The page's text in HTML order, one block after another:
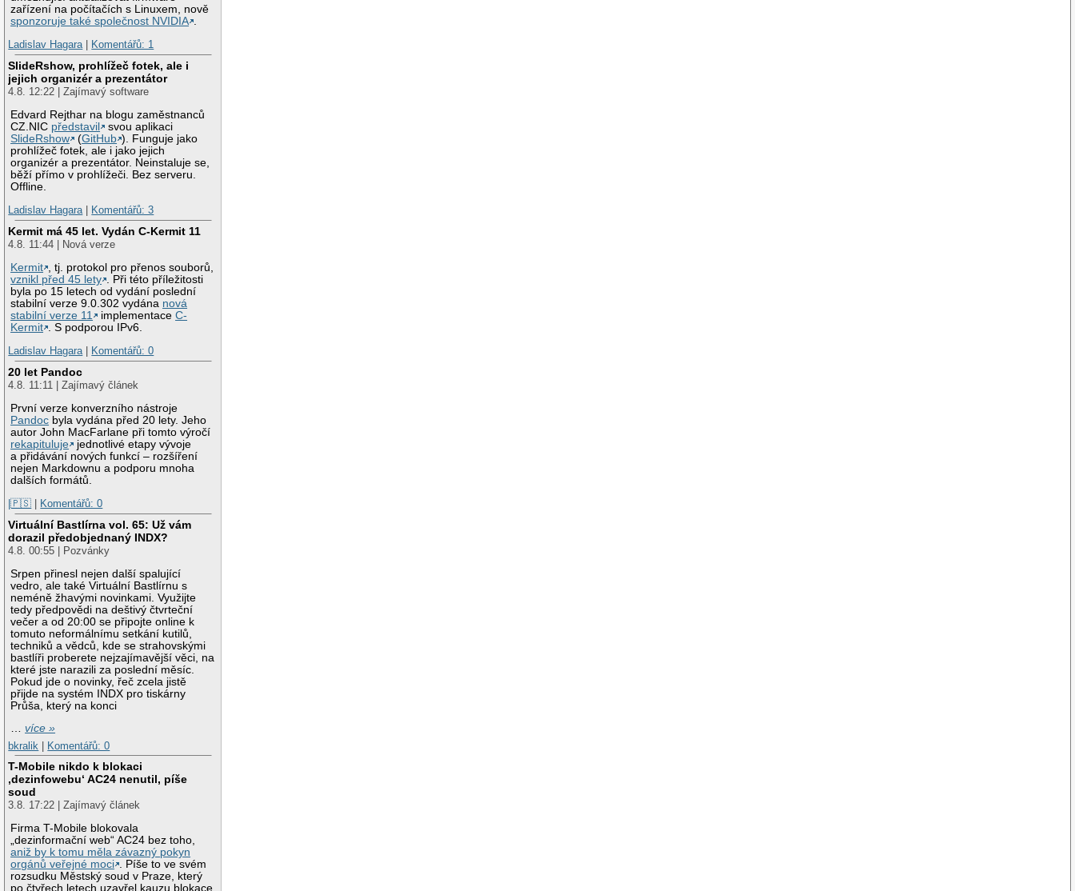
zařízení na počítačích s Linuxem, nově
sponzoruje také společnost NVIDIA
Ladislav Hagara| Komentářů: 1
SlideRshow, prohlížeč fotek, ale i
jejich organizér a prezentátor
4.8. 12:22 | Zajímavý software
Edvard Rejthar na blogu zaměstnanců
CZ.NIC představil
svou aplikaci
SlideRshow
(GitHub ). Funguje jako
prohlížeč fotek, ale i jako jejich
organizér a prezentátor. Neinstaluje se,
běží přímo v prohlížeči. Bez serveru.
Offline.
Ladislav Hagara| Komentářů: 3
Kermit má 45 let. Vydán C-Kermit 11
4.8. 11:44 | Nová verze
Kermit
, tj. protokol pro přenos souborů,
vznikl před 45 lety
. Při této příležitosti
byla po 15 letech od vydání poslední
stabilní verze 9.0.302 vydána nová
stabilní verze 11
implementaceC-
Kermit
. S podporou IPv6.
Ladislav Hagara| Komentářů: 0
20 let Pandoc
4.8. 11:11 | Zajímavý článek
První verze konverzního nástroje
Pandoc byla vydána před 20 lety. Jeho
autor John MacFarlane při tomto výročí
rekapituluje
jednotlivé etapy vývoje
a přidávání nových funkcí – rozšíření
nejen Markdownu a podporu mnoha
dalších formátů.
|🇵🇸
Komentářů: 0
Virtuální Bastlírna vol. 65: Už vám
dorazil předobjednaný INDX?
4.8. 00:55 | Pozvánky
Srpen přinesl nejen další spalující
vedro, ale také Virtuální Bastlírnu s
neméně žhavými novinkami. Využijte
tedy předpovědi na deštivý čtvrteční
večer a od 20:00 se připojte online k
tomuto neformálnímu setkání kutilů,
techniků a vědců, kde se strahovskými
bastlíři proberete nejzajímavější věci, na
které jste narazili za poslední měsíc.
Pokud jde o novinky, řeč zcela jistě
přijde na systém INDX pro tiskárny
Průša, který na konci
…více »
bkralik | Komentářů: 0
T-Mobile nikdo k blokaci
‚dezinfowebu‘ AC24 nenutil, píše
soud
3.8. 17:22 | Zajímavý článek
Firma T-Mobile blokovala
„dezinformační web“ AC24 bez toho,
aniž by k tomu měla závazný pokyn
orgánů veřejné moci
. Píše to ve svém
rozsudku Městský soud v Praze, který
po čtyřech letech uzavřel kauzu blokace